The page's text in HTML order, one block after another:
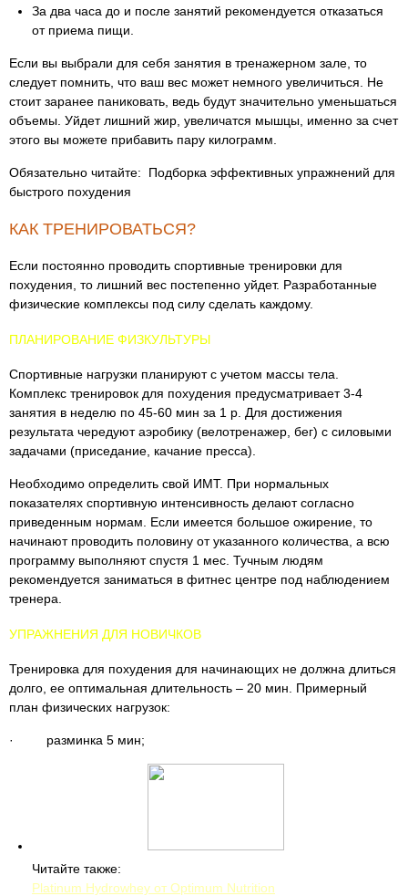
За два часа до и после занятий рекомендуется отказаться
от приема пищи.
Если вы выбрали для себя занятия в тренажерном зале, то
следует помнить, что ваш вес может немного увеличиться. Не
стоит заранее паниковать, ведь будут значительно уменьшаться
объемы. Уйдет лишний жир, увеличатся мышцы, именно за счет
этого вы можете прибавить пару килограмм.
Обязательно читайте: Подборка эффективных упражнений для
быстрого похудения
КАК ТРЕНИРОВАТЬСЯ?
Если постоянно проводить спортивные тренировки для
похудения, то лишний вес постепенно уйдет. Разработанные
физические комплексы под силу сделать каждому.
ПЛАНИРОВАНИЕ ФИЗКУЛЬТУРЫ
Спортивные нагрузки планируют с учетом массы тела.
Комплекс тренировок для похудения предусматривает 3-4
занятия в неделю по 45-60 мин за 1 р. Для достижения
результата чередуют аэробику (велотренажер, бег) с силовыми
задачами (приседание, качание пресса).
Необходимо определить свой ИМТ. При нормальных
показателях спортивную интенсивность делают согласно
приведенным нормам. Если имеется большое ожирение, то
начинают проводить половину от указанного количества, а всю
программу выполняют спустя 1 мес. Тучным людям
рекомендуется заниматься в фитнес центре под наблюдением
тренера.
УПРАЖНЕНИЯ ДЛЯ НОВИЧКОВ
Тренировка для похудения для начинающих не должна длиться
долго, ее оптимальная длительность – 20 мин. Примерный
план физических нагрузок:
· разминка 5 мин;
Читайте также:
Platinum Hydrowhey от Optimum Nutrition